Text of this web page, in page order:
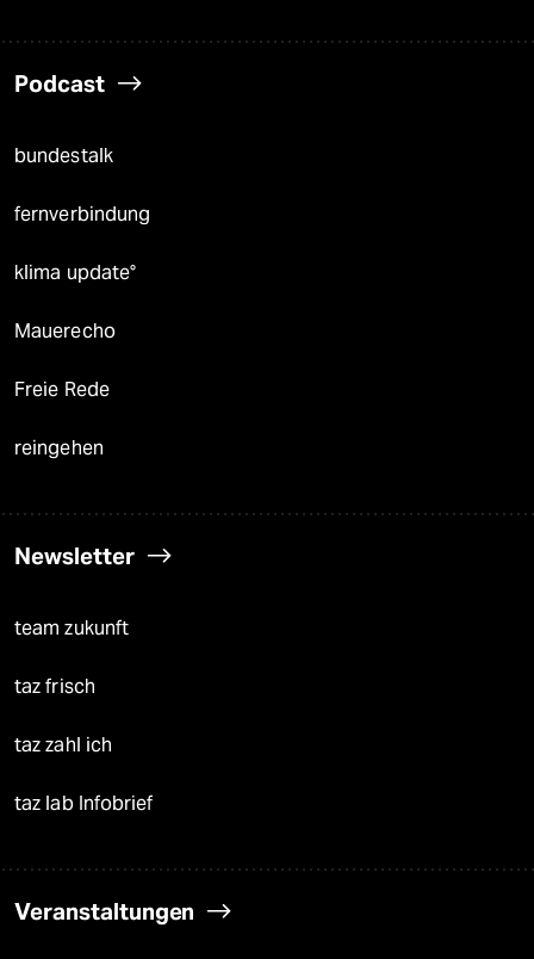
Podcast
bundestalk
fernverbindung
klima update°
Mauerecho
Freie Rede
reingehen
Newsletter
team zukunft
taz frisch
taz zahl ich
taz lab Infobrief
Veranstaltungen